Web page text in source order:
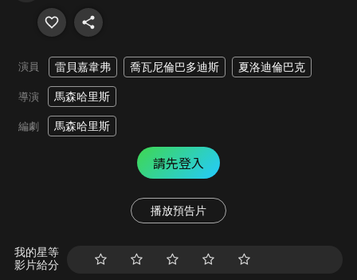
演員 雷貝嘉韋弗 喬瓦尼倫巴多迪斯 夏洛迪倫巴克
導演 馬森哈里斯
編劇 馬森哈里斯
請先登入
播放預告片
我的星等
影片給分